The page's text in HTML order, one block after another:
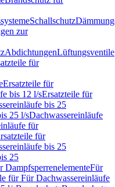
Schallschutz
zur
AbdichtungenLüftungsventile
für
Ersatzteile für
bis 12 l/sErsatzteile für
bis 25
25 l/sDachwassereinläufe
für
für
bis 25
25
DampfsperrenelementeFür
für Für Dachwassereinläufe